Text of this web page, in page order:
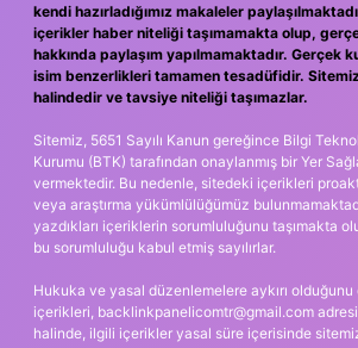
kendi hazırladığımız makaleler
içerikler haber niteliği taşımamakta olup,
hakkında paylaşım yapılmamaktadır. Gerçek
isim benzerlikleri tamamen tesadüfidir.
halindedir ve tavsiye niteliği taşımazlar.
Sitemiz, 5651 Sayılı Kanun gereğince Bilgi
Kurumu (BTK) tarafından onaylanmış bir Yer
vermektedir. Bu nedenle, sitedeki içerikleri
veya araştırma yükümlülüğümüz
yazdıkları içeriklerin sorumluluğunu taşımakta
bu sorumluluğu kabul etmiş sayılırlar.
Hukuka ve yasal düzenlemelere aykırı
içerikleri, backlinkpanelicomtr@gmail.com
halinde, ilgili içerikler yasal süre içerisinde